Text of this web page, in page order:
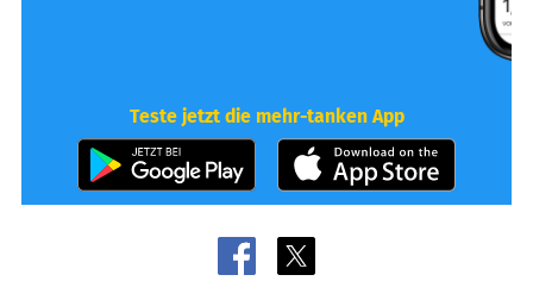
Teste jetzt die mehr-tanken App